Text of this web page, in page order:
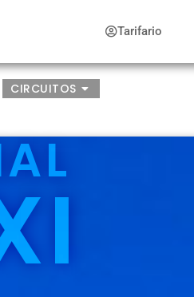
Tarifario
CIRCUITOS